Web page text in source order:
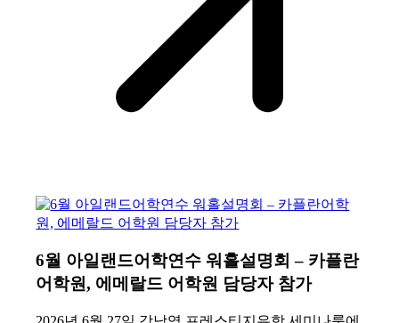
6월 아일랜드어학연수 워홀설명회 – 카플란
어학원, 에메랄드 어학원 담당자 참가